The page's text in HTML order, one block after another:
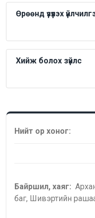
Өрөөнд үзүүлэх
Хийж болох зүйлс
Нийт ор хоног:
Байршил, хаяг:
баг, Шивэртийн